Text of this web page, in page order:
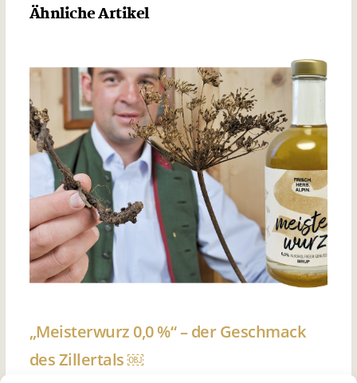
Ähnliche Artikel
„Meisterwurz 0,0 %“ – der Geschmack
des Zillertals ￼